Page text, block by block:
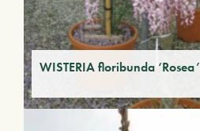
WISTERIA floribunda ‘Rosea’